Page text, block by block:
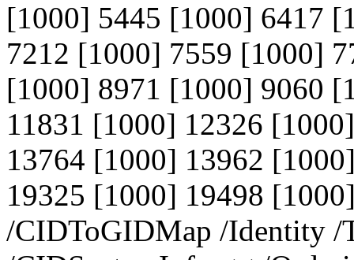
[1000] 5445 [1000] 6417
7212 [1000] 7559 [1000]
[1000] 8971 [1000] 9060
11831 [1000] 12326
13764 [1000] 13962
19325 [1000] 19498
/CIDToGIDMap /Identity /